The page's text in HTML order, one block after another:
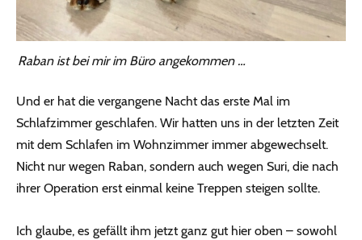
Raban ist bei mir im Büro angekommen …
Und er hat die vergangene Nacht das erste Mal im
Schlafzimmer geschlafen. Wir hatten uns in der letzten Zeit
mit dem Schlafen im Wohnzimmer immer abgewechselt.
Nicht nur wegen Raban, sondern auch wegen Suri, die nach
ihrer Operation erst einmal keine Treppen steigen sollte.
Ich glaube, es gefällt ihm jetzt ganz gut hier oben – sowohl